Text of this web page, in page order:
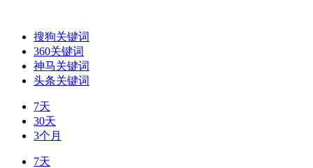
搜狗关键词
360关键词
神马关键词
头条关键词
7天
30天
3个月
7天